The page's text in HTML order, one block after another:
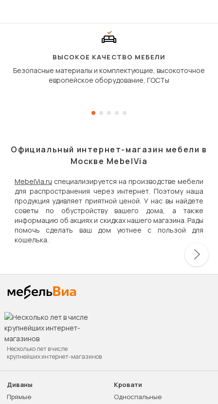
сиденье не
дугообразной
ВЫСОКОЕ КАЧЕСТВО МЕБЕЛИ
Безопасные материалы и комплектующие, высокоточное
европейское оборудование, ГОСТы
Официальный интернет-магазин мебели в
Москве MebelVia
MebelVia.ru специализируется на производстве мебели
для распространения через интернет. Поэтому наша
продукция удивляет приятной ценой. У нас вы найдете
советы по обустройству вашего дома, а также
информацию об акциях и скидках нашего магазина. Рады
помочь сделать ваш дом уютнее с пользой для
кошелька.
Несколько лет в числе
крупнейших интернет-магазинов
Диваны
Прямые
Кровати
Односпальные